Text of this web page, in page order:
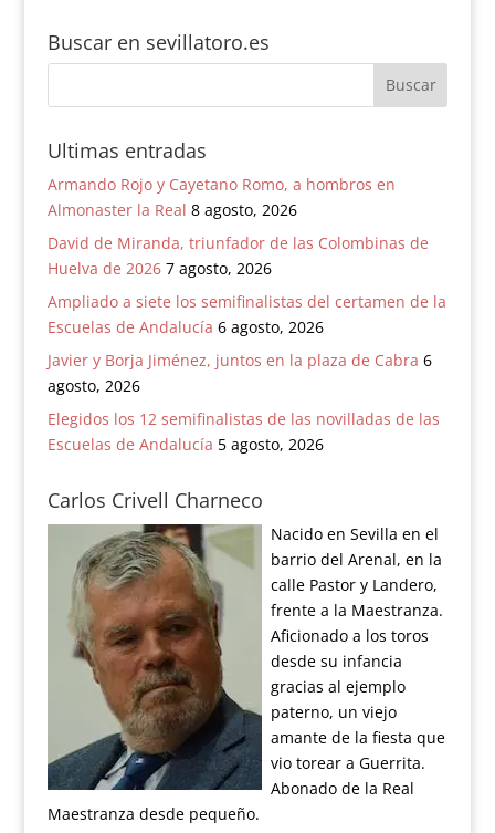
Buscar en sevillatoro.es
Ultimas entradas
Armando Rojo y Cayetano Romo, a hombros en
Almonaster la Real 8 agosto, 2026
David de Miranda, triunfador de las Colombinas de
Huelva de 2026 7 agosto, 2026
Ampliado a siete los semifinalistas del certamen de la
Escuelas de Andalucía 6 agosto, 2026
Javier y Borja Jiménez, juntos en la plaza de Cabra 6
agosto, 2026
Elegidos los 12 semifinalistas de las novilladas de las
Escuelas de Andalucía 5 agosto, 2026
Carlos Crivell Charneco
Nacido en Sevilla en el
barrio del Arenal, en la
calle Pastor y Landero,
frente a la Maestranza.
Aficionado a los toros
desde su infancia
gracias al ejemplo
paterno, un viejo
amante de la fiesta que
vio torear a Guerrita.
Abonado de la Real
Maestranza desde pequeño.